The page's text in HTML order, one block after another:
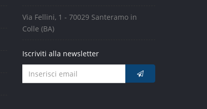
Via Fellini, 1 - 70029 Santeramo in
Colle (BA)
Iscriviti alla newsletter